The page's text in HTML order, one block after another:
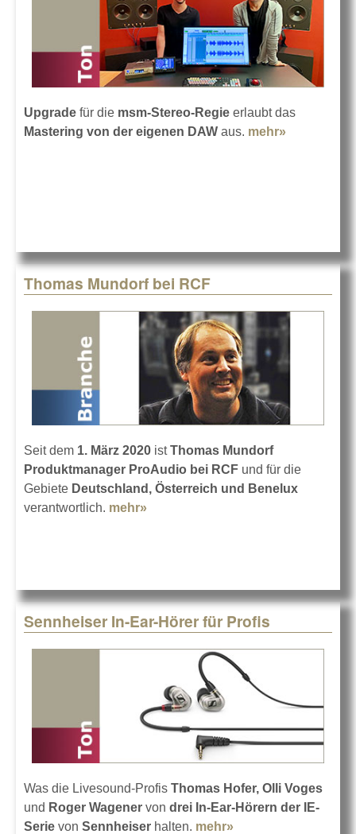
Upgrade für die msm-Stereo-Regie erlaubt das
Mastering von der eigenen DAW aus. mehr»
Thomas Mundorf bei RCF
Seit dem 1. März 2020 istThomas Mundorf
Produktmanager ProAudio bei RCF und für die
Gebiete Deutschland, Österreich und Benelux
verantwortlich. mehr»
Sennheiser In-Ear-Hörer für Profis
Was die Livesound-Profis Thomas Hofer, Olli Voges
und Roger Wagener von drei In-Ear-Hörern der IE-
Serie von Sennheiser halten. mehr»